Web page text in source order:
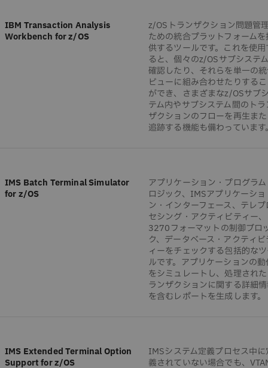
IBM Transaction Analysis
Workbench for z/OS
z/OSトランザクション問題管
ための統合プラットフォームを
供するツールです。これを使用
ると、個々のz/OSサブシステ
確認したり、それらを単一の
ビューに組み合わせたりする
ができ、さまざまなz/OSサブ
テム内やサブシステム間のトラ
ザクションのフローを再生ま
追跡する機能も備わっています
IMS Batch Terminal Simulator
for z/OS
アプリケーション・プログラ
ロジック、IMSアプリケーショ
ン・インターフェース、テレ
セシング・アクティビティー、
3270フォーマットの制御ブロ
ク、データベース・アクティ
ィーをチェックする包括的な
ルです。アプリケーションの動
をシミュレートし、処理され
ランザクションに関する詳細
を含むレポートを生成します。
IMS Extended Terminal Option
Support for z/OS
IMSシステム定義プロセス中に
義されていない場合でも、